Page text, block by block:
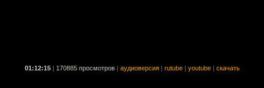
01:12:15 170885 просмотров аудиоверсия rutube youtube скачать